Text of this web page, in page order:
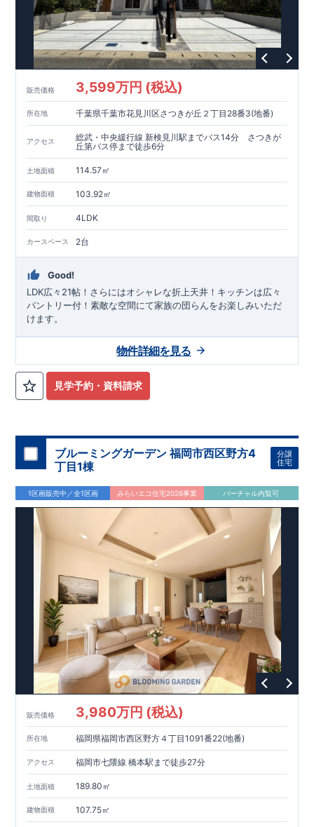
販売価格 3,599万円 (税込)
所在地 千葉県千葉市花見川区さつきが丘２丁目28番3(地番)
アクセス
総武・中央緩行線 新検見川駅までバス14分 さつきが
丘第バス停まで徒歩6分
土地面積 114.57㎡
建物面積 103.92㎡
間取り 4LDK
カースペース 2台
Good!
LDK広々21帖！さらにはオシャレな折上天井！キッチンは広々
パントリー付！素敵な空間にて家族の団らんをお楽しみいただ
けます。
見学予約・資料請求
物件詳細を見る
ブルーミングガーデン 福岡市西区野方4
丁目1棟
分譲
住宅
1区画販売中／全1区画 みらいエコ住宅2026事業 バーチャル内覧可
販売価格 3,980万円 (税込)
所在地 福岡県福岡市西区野方４丁目1091番22(地番)
アクセス 福岡市七隈線 橋本駅まで徒歩27分
土地面積 189.80㎡
建物面積 107.75㎡